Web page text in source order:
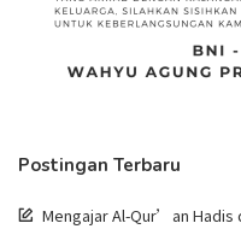
Postingan Terbaru
Mengajar Al-Qur’an Hadis